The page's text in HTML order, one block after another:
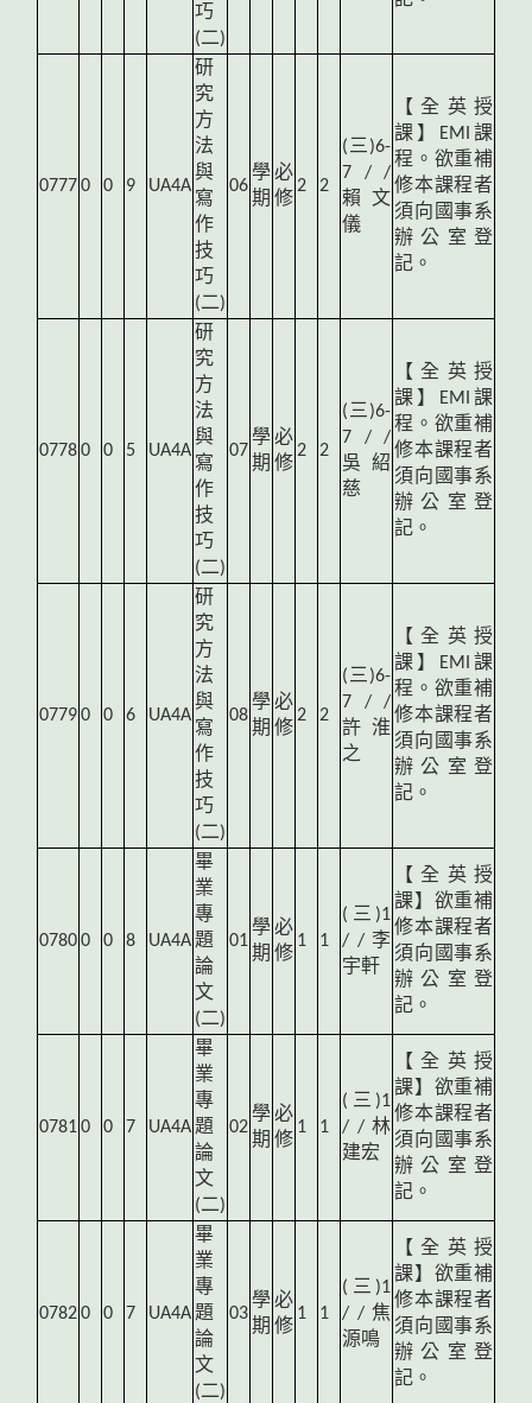
巧
(二)
07770 0 9 UA4A
研
究
方
法
與
寫
作
技
巧
(二)
06
學
期
必
修
2 2
(三)6-
7 / /
賴文
儀
【全英授
課】EMI課
程。欲重補
修本課程者
須向國事系
辦公室登
記。
07780 0 5 UA4A
研
究
方
法
與
寫
作
技
巧
(二)
07
學
期
必
修
2 2
(三)6-
7 / /
吳紹
慈
【全英授
課】EMI課
程。欲重補
修本課程者
須向國事系
辦公室登
記。
07790 0 6 UA4A
研
究
方
法
與
寫
作
技
巧
(二)
08
學
期
必
修
2 2
(三)6-
7 / /
許淮
之
【全英授
課】EMI課
程。欲重補
修本課程者
須向國事系
辦公室登
記。
07800 0 8 UA4A
畢
業
專
題
論
文
(二)
01
學
期
必
修
1 1
( 三)1
/ / 李
宇軒
【全英授
課】欲重補
修本課程者
須向國事系
辦公室登
記。
07810 0 7 UA4A
畢
業
專
題
論
文
(二)
02
學
期
必
修
1 1
( 三)1
/ / 林
建宏
【全英授
課】欲重補
修本課程者
須向國事系
辦公室登
記。
07820 0 7 UA4A
畢
業
專
題
論
文
(二)
03
學
期
必
修
1 1
( 三)1
/ / 焦
源鳴
【全英授
課】欲重補
修本課程者
須向國事系
辦公室登
記。